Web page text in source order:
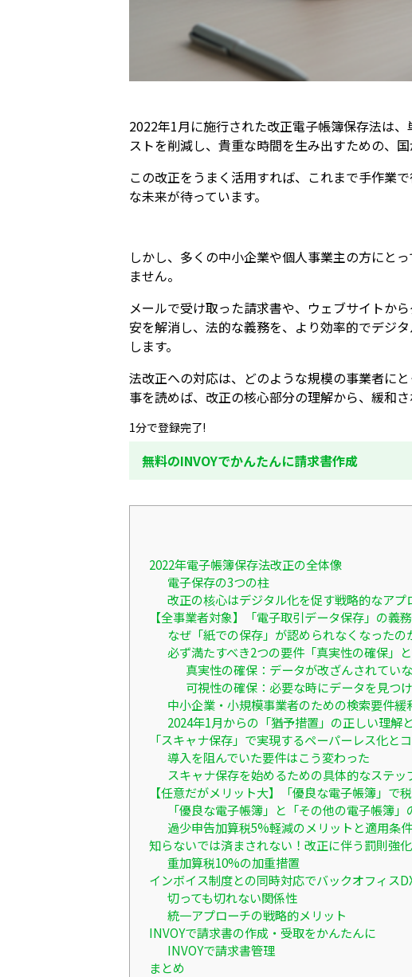
2022年1月に施行された改正電子帳簿保存法は
ストを削減し、貴重な時間を生み出すための、
この改正をうまく活用すれば、これまで手作業
な未来が待っています。
しかし、多くの中小企業や個人事業主の方にと
ません。
メールで受け取った請求書や、ウェブサイトか
安を解消し、法的な義務を、より効率的でデジ
します。
法改正への対応は、どのような規模の事業者に
事を読めば、改正の核心部分の理解から、緩和
1分で登録完了!
無料のINVOYでかんたんに請求書作成
2022年電子帳簿保存法改正の全体像
電子保存の3つの柱
改正の核心はデジタル化を促す戦略的なアプ
【全事業者対象】「電子取引データ保存」の義
なぜ「紙での保存」が認められなくなったの
必ず満たすべき2つの要件「真実性の確保」
真実性の確保：データが改ざんされてい
可視性の確保：必要な時にデータを見つ
中小企業・小規模事業者のための検索要件緩
2024年1月からの「猶予措置」の正しい理解
「スキャナ保存」で実現するペーパーレス化と
導入を阻んでいた要件はこう変わった
スキャナ保存を始めるための具体的なステッ
【任意だがメリット大】「優良な電子帳簿」で
「優良な電子帳簿」と「その他の電子帳簿」
過少申告加算税5%軽減のメリットと適用条件
知らないでは済まされない！改正に伴う罰則強化
重加算税10%の加重措置
インボイス制度との同時対応でバックオフィス
切っても切れない関係性
統一アプローチの戦略的メリット
INVOYで請求書の作成・受取をかんたんに
INVOYで請求書管理
まとめ